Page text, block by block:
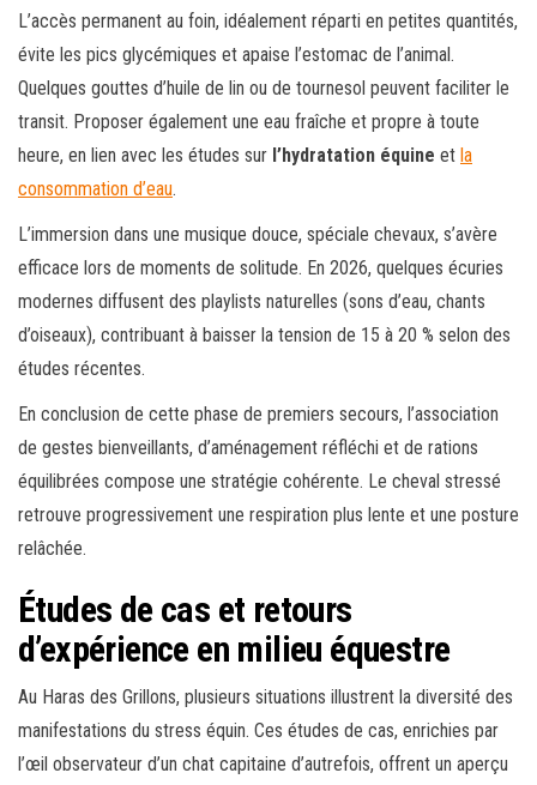
L’accès permanent au foin, idéalement réparti en petites quantités,
évite les pics glycémiques et apaise l’estomac de l’animal.
Quelques gouttes d’huile de lin ou de tournesol peuvent faciliter le
transit. Proposer également une eau fraîche et propre à toute
heure, en lien avec les études sur l’hydratation équine et la
consommation d’eau.
L’immersion dans une musique douce, spéciale chevaux, s’avère
efficace lors de moments de solitude. En 2026, quelques écuries
modernes diffusent des playlists naturelles (sons d’eau, chants
d’oiseaux), contribuant à baisser la tension de 15 à 20 % selon des
études récentes.
En conclusion de cette phase de premiers secours, l’association
de gestes bienveillants, d’aménagement réfléchi et de rations
équilibrées compose une stratégie cohérente. Le cheval stressé
retrouve progressivement une respiration plus lente et une posture
relâchée.
Études de cas et retours
d’expérience en milieu équestre
Au Haras des Grillons, plusieurs situations illustrent la diversité des
manifestations du stress équin. Ces études de cas, enrichies par
l’œil observateur d’un chat capitaine d’autrefois, offrent un aperçu